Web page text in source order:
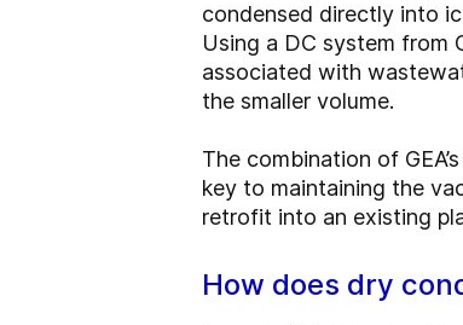
condensed directly into
Using a DC system from
associated with
the smaller volume.
The combination of
key to maintaining the
retrofit into an existing
How does dry